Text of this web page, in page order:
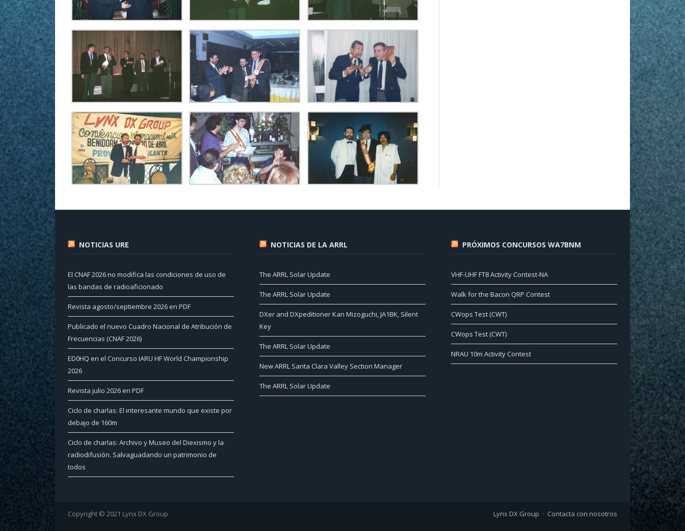
NOTICIAS URE
El CNAF 2026 no modifica las condiciones de uso de
las bandas de radioaficionado
Revista agosto/septiembre 2026 en PDF
Publicado el nuevo Cuadro Nacional de Atribución de
Frecuencias (CNAF 2026)
ED0HQ en el Concurso IARU HF World Championship
2026
Revista julio 2026 en PDF
Ciclo de charlas: El interesante mundo que existe por
debajo de 160m
Ciclo de charlas: Archivo y Museo del Diexismo y la
radiodifusión. Salvaguadando un patrimonio de
todos
NOTICIAS DE LA ARRL
The ARRL Solar Update
The ARRL Solar Update
DXer and DXpeditioner Kan Mizoguchi, JA1BK, Silent
Key
The ARRL Solar Update
New ARRL Santa Clara Valley Section Manager
The ARRL Solar Update
PRÓXIMOS CONCURSOS WA7BNM
VHF-UHF FT8 Activity Contest-NA
Walk for the Bacon QRP Contest
CWops Test (CWT)
CWops Test (CWT)
NRAU 10m Activity Contest
Copyright © 2021 Lynx DX Group Lynx DX Group Contacta con nosotros